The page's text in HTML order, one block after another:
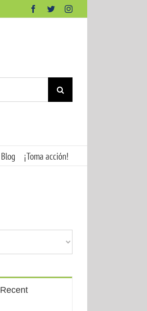
Facebook
TwitterInstagram
Blog ¡Toma acción!
Recent